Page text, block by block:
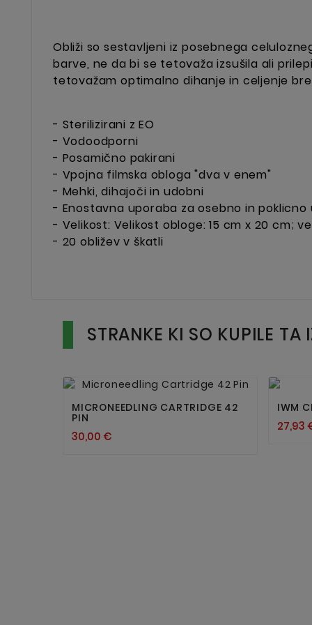
Obliži so sestavljeni iz posebnega
barve, ne da bi se tetovaža izsušila ali
tetovažam optimalno dihanje in celjenje
- Sterilizirani z EO
- Vodoodporni
- Posamično pakirani
- Vpojna filmska obloga "dva v enem"
- Mehki, dihajoči in udobni
- Enostavna uporaba za osebno in poklicno
- Velikost: Velikost obloge: 15 cm x 20 cm;
- 20 obližev v škatli
STRANKE KI SO KUPILE TA
 
MICRONEEDLING CARTRIDGE 42
PIN
30,00 €
IWM
27,93